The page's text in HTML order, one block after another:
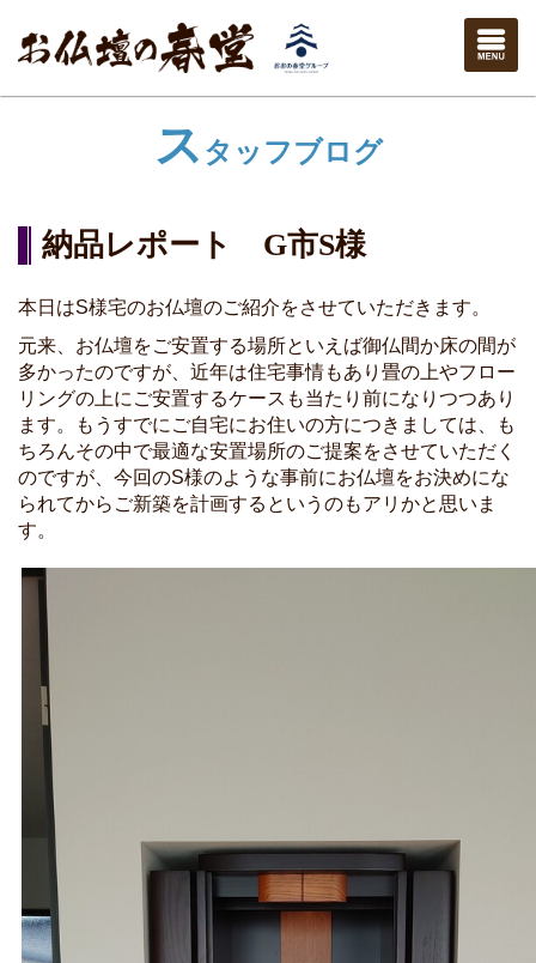
ス タッフブログ
納品レポート G市S様
本日はS様宅のお仏壇のご紹介をさせていただきます。
元来、お仏壇をご安置する場所といえば御仏間か床の間が
多かったのですが、近年は住宅事情もあり畳の上やフロー
リングの上にご安置するケースも当たり前になりつつあり
ます。もうすでにご自宅にお住いの方につきましては、も
ちろんその中で最適な安置場所のご提案をさせていただく
のですが、今回のS様のような事前にお仏壇をお決めにな
られてからご新築を計画するというのもアリかと思いま
す。